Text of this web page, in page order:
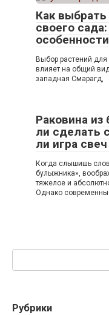
Как
своего
особенности
Выбор растений
влияет на общий
западная Смарагд,
Раковина
ли сделать
ли игра
Когда слышишь
булыжника»,
тяжелое и
Однако
Рубрики